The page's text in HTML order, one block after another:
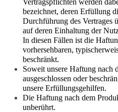
bezeichnet, deren Erfüllung
Durchführung des Vertrages
auf deren Einhaltung der
In diesen Fällen ist die
vorhersehbaren,
beschränkt.
Soweit unsere Haftung nach
ausgeschlossen oder
unsere Erfüllungsgehilfen.
Die Haftung nach dem
unberührt.